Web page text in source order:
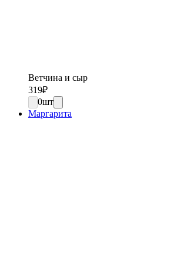
Ветчина и сыр
319₽
0шт
Маргарита